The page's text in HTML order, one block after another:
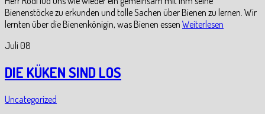
Bienenstöcke zu erkunden und tolle Sachen über Bienen zu lernen. Wir
lernten über die Bienenkönigin, was Bienen essen Weiterlesen
Juli 08
DIE KÜKEN SIND LOS
Uncategorized